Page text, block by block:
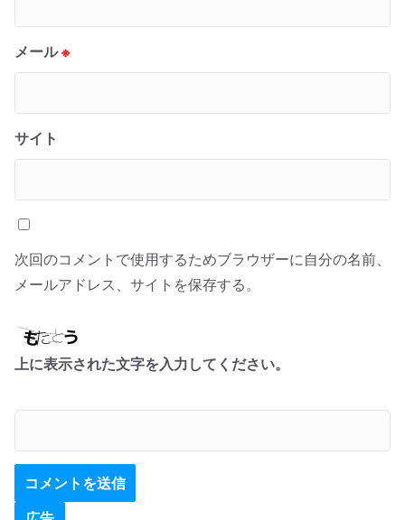
メール※
サイト
次回のコメントで使用するためブラウザーに自分の名前、
メールアドレス、サイトを保存する。
上に表示された文字を入力してください。